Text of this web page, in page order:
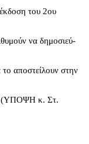
του 2ου
να δημοσιεύ­
αποστείλουν στην
(ΥΠΟΨΗ κ. Στ.